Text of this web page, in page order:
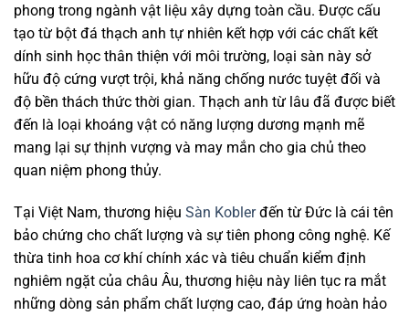
phong trong ngành vật liệu xây dựng toàn cầu. Được cấu
tạo từ bột đá thạch anh tự nhiên kết hợp với các chất kết
dính sinh học thân thiện với môi trường, loại sàn này sở
hữu độ cứng vượt trội, khả năng chống nước tuyệt đối và
độ bền thách thức thời gian. Thạch anh từ lâu đã được biết
đến là loại khoáng vật có năng lượng dương mạnh mẽ
mang lại sự thịnh vượng và may mắn cho gia chủ theo
quan niệm phong thủy.
Tại Việt Nam, thương hiệu Sàn Koblerđến từ Đức là cái tên
bảo chứng cho chất lượng và sự tiên phong công nghệ. Kế
thừa tinh hoa cơ khí chính xác và tiêu chuẩn kiểm định
nghiêm ngặt của châu Âu, thương hiệu này liên tục ra mắt
những dòng sản phẩm chất lượng cao, đáp ứng hoàn hảo